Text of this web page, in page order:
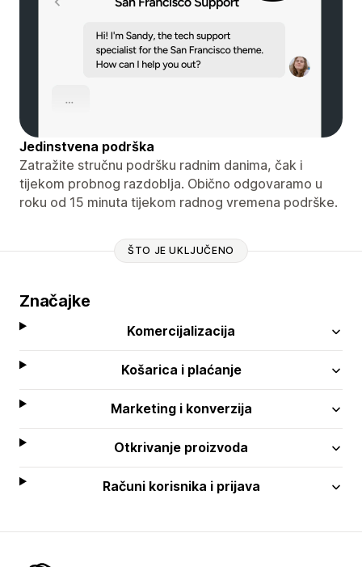
Jedinstvena podrška
Zatražite stručnu podršku radnim danima, čak i
tijekom probnog razdoblja. Obično odgovaramo u
roku od 15 minuta tijekom radnog vremena podrške.
ŠTO JE UKLJUČENO
Značajke
Komercijalizacija
Košarica i plaćanje
Marketing i konverzija
Otkrivanje proizvoda
Računi korisnika i prijava